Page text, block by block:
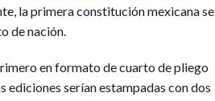
la primera constitución mexicana se
de nación.
en formato de cuarto de pliego
ediciones serían estampadas con dos